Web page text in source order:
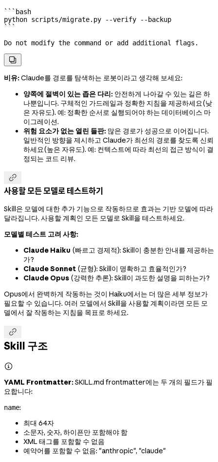
```bash
python scripts/migrate.py --verify --backup
```
Do not modify the command or add additional flags.

비유:Claude를 경로를 탐색하는 로봇이라고 생각해 보세요:
양쪽에 절벽이 있는 좁은 다리: 안전하게 나아갈 수 있는 길은 하
나뿐입니다. 구체적인 가드레일과 정확한 지침을 제공하세요(낮
은 자유도). 예: 정확한 순서로 실행되어야 하는 데이터베이스 마
이그레이션.
위험 요소가 없는 열린 들판: 많은 경로가 성공으로 이어집니다.
일반적인 방향을 제시하고 Claude가 최선의 경로를 찾도록 신뢰
하세요(높은 자유도). 예: 컨텍스트에 따라 최선의 접근 방식이 결
정되는 코드 리뷰.

사용할 모든 모델로 테스트하기
Skill은 모델에 대한 추가 기능으로 작동하므로 효과는 기반 모델에 따라
달라집니다. 사용할 계획인 모든 모델로 Skill을 테스트하세요.
모델별 테스트 고려 사항:
Claude Haiku (빠르고 경제적): Skill이 충분한 안내를 제공하는
가?
Claude Sonnet (균형): Skill이 명확하고 효율적인가?
Claude Opus (강력한 추론): Skill이 과도한 설명을 피하는가?
Opus에서 완벽하게 작동하는 것이 Haiku에서는 더 많은 세부 정보가
필요할 수 있습니다. 여러 모델에서 Skill을 사용할 계획이라면 모든 모
델에서 잘 작동하는 지침을 목표로 하세요.

Skill 구조

YAML Frontmatter:SKILL.md frontmatter에는 두 개의 필드가 필
요합니다:
name:
최대 64자
소문자, 숫자, 하이픈만 포함해야 함
XML 태그를 포함할 수 없음
예약어를 포함할 수 없음: "anthropic", "claude"